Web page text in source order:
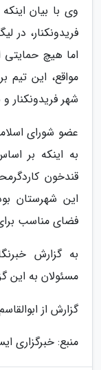
وی با بیان
فریدونکنار، در
اما هیچ
مواقع، این تیم
شهر
عضو شورای
به اینکه بر
قندخون
این شهرستان
فضای مناسب
به گزارش
مسئولان به این
گزارش از
منبع: خبرگزاری